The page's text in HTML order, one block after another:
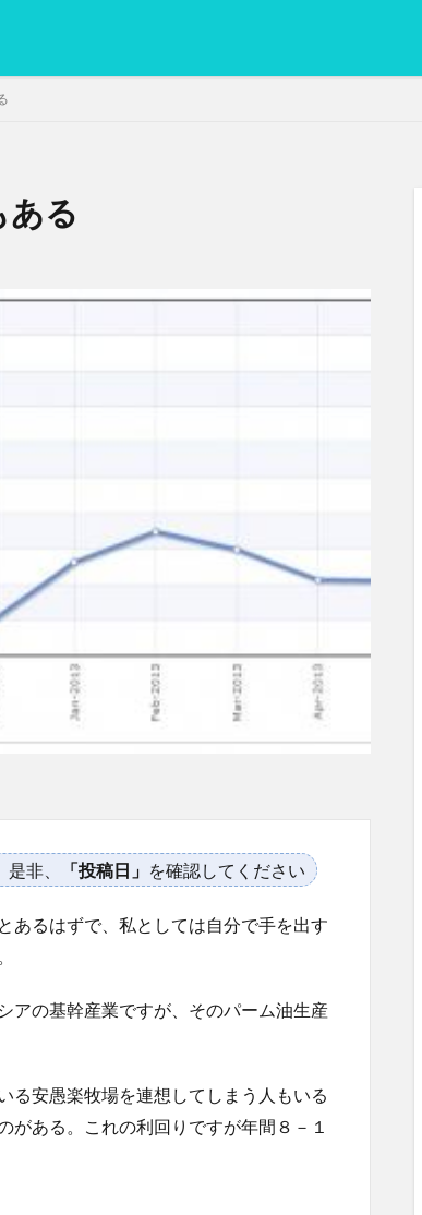
る
非、 「投稿日」 を確認してください
あるはずで、私としては自分で手を出す
アの基幹産業ですが、そのパーム油生産
る安愚楽牧場を連想してしまう人もいる
ある。これの利回りですが年間８－１
リ画像
検索